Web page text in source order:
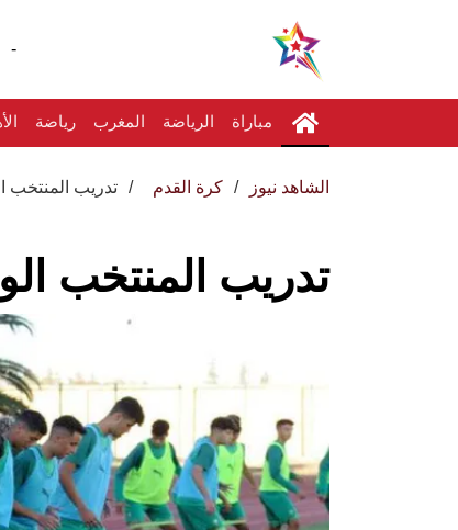
-
مباراة الرياضة المغرب رياضة
الشاهد نيوز كرة القدم تدريب المنتخب
تدريب المنتخب